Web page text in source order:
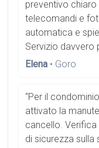
preventivo
telecomandi e
automatica e
Servizio davvero
Elena • Goro
“Per il
attivato la
cancello.
di sicurezza sulla